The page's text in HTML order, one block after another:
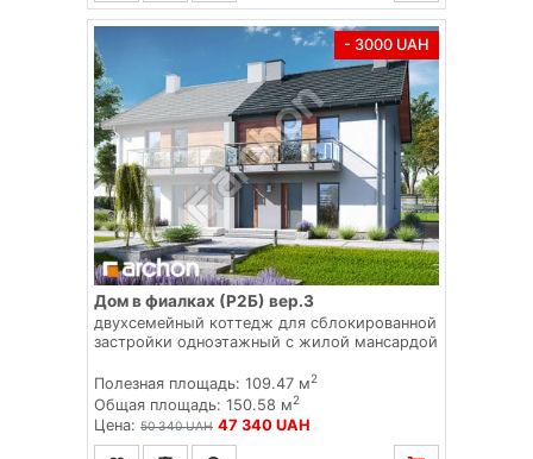
- 3000 UAH
Дом в фиалках (Р2Б) вер.3
двухсемейный коттедж для сблокированной
застройки одноэтажный с жилой мансардой
Полезная площадь: 109.47 м2
Общая площадь: 150.58 м2
Цена: 50 340 UAH 47 340 UAH